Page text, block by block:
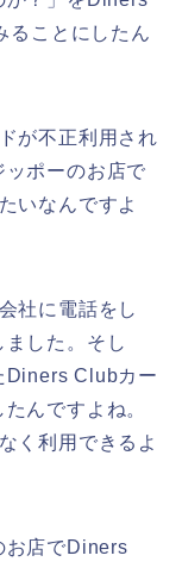
ることにしたん
が不正利用され
ポーのお店で
いなんですよ
社に電話をし
した。そし
Diners Clubカー
んですよね。
く利用できるよ
お店でDiners